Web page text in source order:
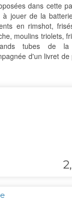
dans cette
à jouer de la
en rimshot,
moulins triolets,
tubes de la
d'un livret de
2,